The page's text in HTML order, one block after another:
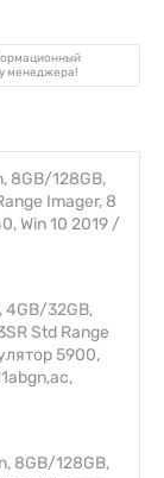
8GB/128GB,
Imager, 8
Win 10 2019 /
4GB/32GB,
Std Range
5900,
8GB/128GB,
у менеджера!